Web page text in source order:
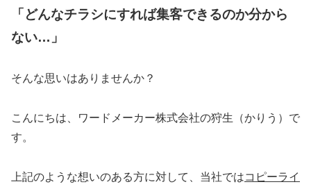
「どんなチラシにすれば集客できるのか分から
ない…」
そんな思いはありませんか？
こんにちは、ワードメーカー株式会社の狩生（かりう）で
す。
上記のような想いのある方に対して、当社ではコピーライ